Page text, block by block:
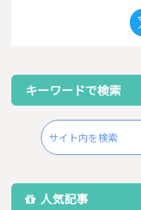
キーワードで検索
人気記事